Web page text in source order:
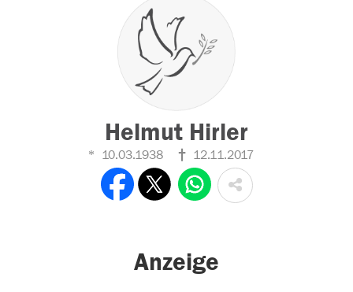
Helmut Hirler
10.03.1938 12.11.2017
Anzeige